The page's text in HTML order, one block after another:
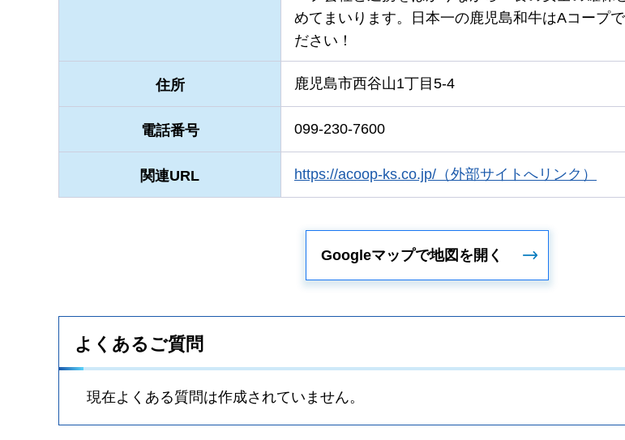
めてまいります。日本一の鹿児島和牛はAコープ
ださい！
住所 鹿児島市西谷山1丁目5-4
電話番号 099-230-7600
関連URL https://acoop-ks.co.jp/（外部サイトへリンク）
Googleマップで地図を開く
よくあるご質問
現在よくある質問は作成されていません。